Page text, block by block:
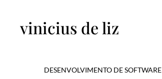
vinicius de liz
DESENVOLVIMENTO DE SOFTWARE